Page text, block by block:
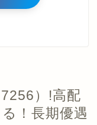
7256）!高配
！長期優遇